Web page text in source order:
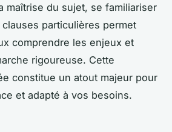
maîtrise du sujet, se familiariser
particulières permet
comprendre les enjeux et
rigoureuse. Cette
constitue un atout majeur pour
et adapté à vos besoins.